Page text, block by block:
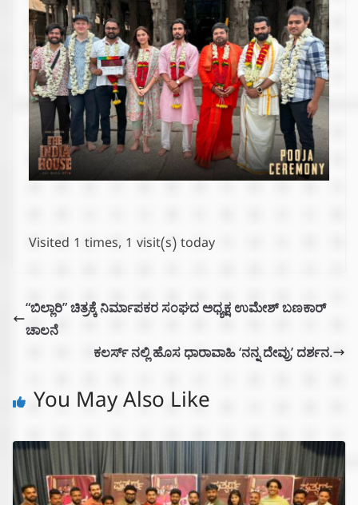
Visited 1 times, 1 visit(s) today
“ಬಿಲ್ಲಾರಿ” ಚಿತ್ರಕ್ಕೆ ನಿರ್ಮಾಪಕರ ಸಂಘದ ಅಧ್ಯಕ್ಷ ಉಮೇಶ್ ಬಣಕಾರ್
ಚಾಲನೆ
ಕಲರ್ಸ್ ನಲ್ಲಿ ಹೊಸ ಧಾರಾವಾಹಿ ‘ನನ್ನ ದೇವ್ರು’ ದರ್ಶನ.
You May Also Like